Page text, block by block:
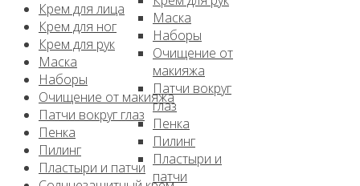
Маска
Наборы
Очищение от
макияжа
Патчи вокруг
глаз
Пенка
Пилинг
Пластыри и
патчи
Крем для лица
Крем для ног
Крем для рук
Маска
Наборы
Очищение от макияжа
Патчи вокруг глаз
Пенка
Пилинг
Пластыри и патчи